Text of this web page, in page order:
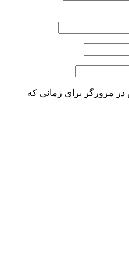
در مرورگر برای زمانی که